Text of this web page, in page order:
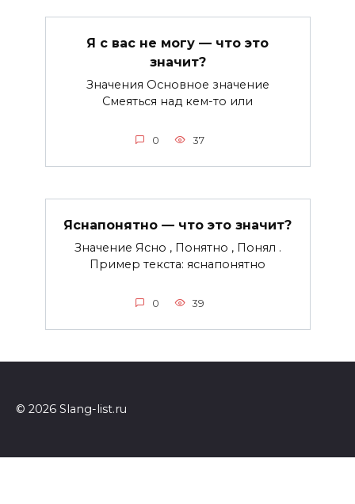
Я с вас не могу — что это
значит?
Значения Основное значение
Смеяться над кем-то или
0 37
Яснапонятно — что это значит?
Значение Ясно , Понятно , Понял .
Пример текста: яснапонятно
0 39
© 2026 Slang-list.ru